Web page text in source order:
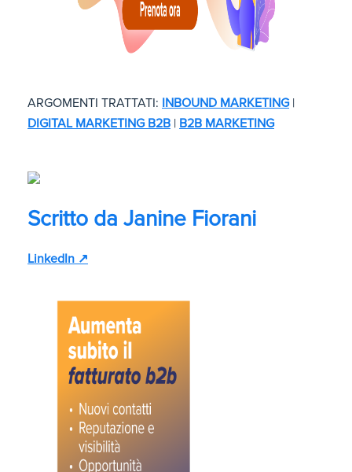
ARGOMENTI TRATTATI: INBOUND MARKETING |
DIGITAL MARKETING B2B | B2B MARKETING
Scritto da Janine Fiorani
LinkedIn ↗